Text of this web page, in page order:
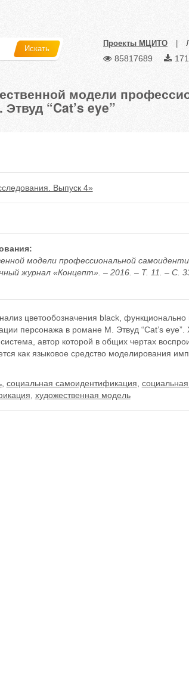
Искать
Проекты МЦИТО
85817689
модели
“Cat’s eye”
Выпуск 4»
модели профессиональной
журнал «Концепт». – 2016. – Т. 11. – С.
цветообозначения black,
персонажа в романе М. Этвуд “Cat’s eye”.
автор которой в общих чертах
как языковое средство моделирования
, социальная самоидентификация
художественная модель